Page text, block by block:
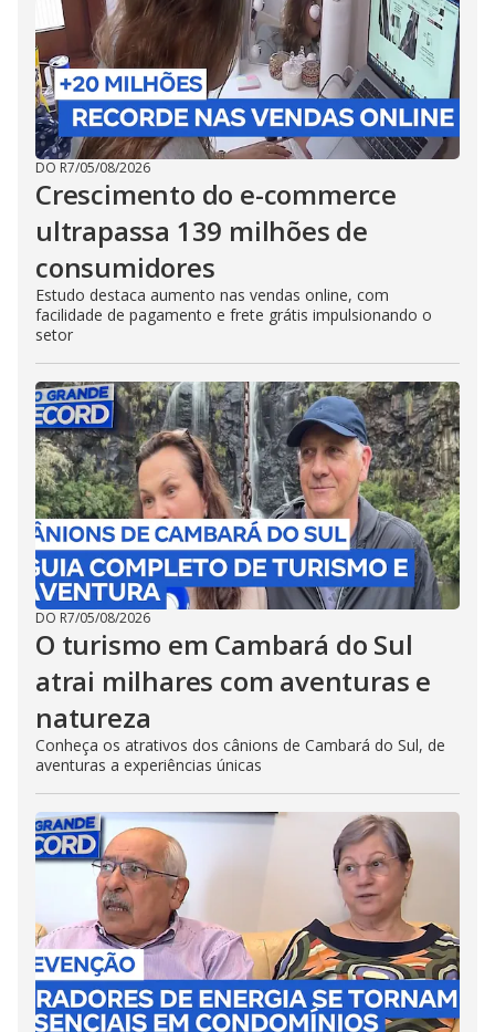
DO R7/05/08/2026
Crescimento do e-commerce
ultrapassa 139 milhões de
consumidores
Estudo destaca aumento nas vendas online, com
facilidade de pagamento e frete grátis impulsionando o
setor
DO R7/05/08/2026
O turismo em Cambará do Sul
atrai milhares com aventuras e
natureza
Conheça os atrativos dos cânions de Cambará do Sul, de
aventuras a experiências únicas